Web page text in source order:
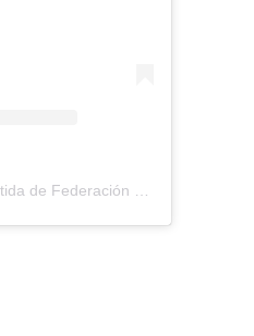
Una publicación compartida de Federación Montañismo Tenerife (@federacion_montanismo_tenerife)